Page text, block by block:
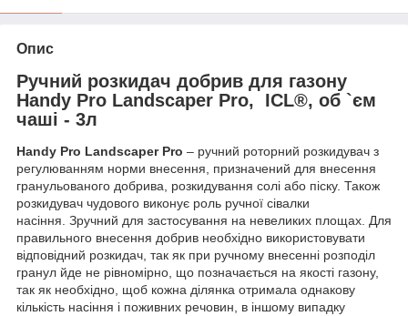
Опис
Ручний розкидач добрив для газону
Handy Pro Landscaper Pro, ICL®, об `єм
чаші - 3л
Handy Pro Landscaper Pro – ручний роторний розкидувач з
регулюванням норми внесення, призначений для внесення
гранульованого добрива, розкидування солі або піску. Також
розкидувач чудового виконує роль ручної сівалки
насіння. Зручний для застосування на невеликих площах. Для
правильного внесення добрив необхідно використовувати
відповідний розкидач, так як при ручному внесенні розподіл
гранул йде не рівномірно, що позначається на якості газону,
так як необхідно, щоб кожна ділянка отримала однакову
кількість насіння і поживних речовин, в іншому випадку